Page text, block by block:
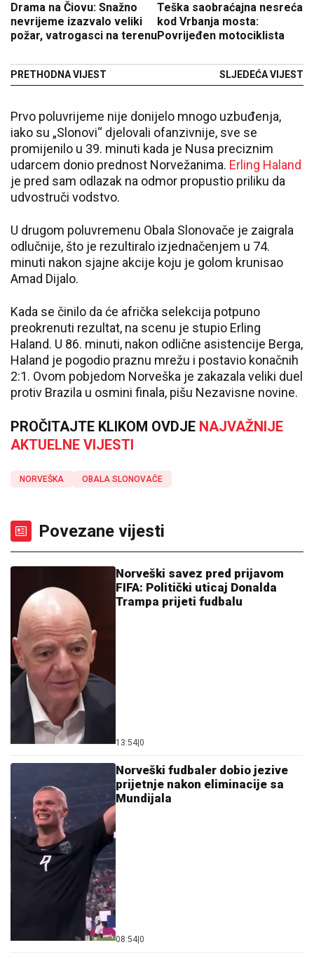
Drama na Čiovu: Snažno
nevrijeme izazvalo veliki
požar, vatrogasci na terenu
PRETHODNA VIJEST
Teška saobraćajna nesreća
kod Vrbanja mosta:
Povrijeđen motociklista
SLJEDEĆA VIJEST
Prvo poluvrijeme nije donijelo mnogo uzbuđenja,
iako su „Slonovi“ djelovali ofanzivnije, sve se
promijenilo u 39. minuti kada je Nusa preciznim
udarcem donio prednost Norvežanima. Erling Haland
je pred sam odlazak na odmor propustio priliku da
udvostruči vodstvo.
U drugom poluvremenu Obala Slonovače je zaigrala
odlučnije, što je rezultiralo izjednačenjem u 74.
minuti nakon sjajne akcije koju je golom krunisao
Amad Dijalo.
Kada se činilo da će afrička selekcija potpuno
preokrenuti rezultat, na scenu je stupio Erling
Haland. U 86. minuti, nakon odlične asistencije Berga,
Haland je pogodio praznu mrežu i postavio konačnih
2:1. Ovom pobjedom Norveška je zakazala veliki duel
protiv Brazila u osmini finala, pišu Nezavisne novine.
PROČITAJTE KLIKOM OVDJE NAJVAŽNIJE
AKTUELNE VIJESTI
NORVEŠKA OBALA SLONOVAČE
Povezane vijesti
Norveški savez pred prijavom
FIFA: Politički uticaj Donalda
Trampa prijeti fudbalu
13:54 0
Norveški fudbaler dobio jezive
prijetnje nakon eliminacije sa
Mundijala
08:54 0